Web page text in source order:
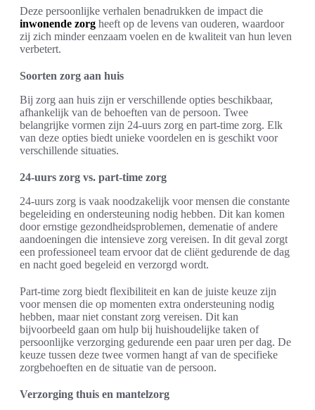
Deze persoonlijke verhalen benadrukken de impact die
inwonende zorg heeft op de levens van ouderen, waardoor
zij zich minder eenzaam voelen en de kwaliteit van hun leven
verbetert.
Soorten zorg aan huis
Bij zorg aan huis zijn er verschillende opties beschikbaar,
afhankelijk van de behoeften van de persoon. Twee
belangrijke vormen zijn 24-uurs zorg en part-time zorg. Elk
van deze opties biedt unieke voordelen en is geschikt voor
verschillende situaties.
24-uurs zorg vs. part-time zorg
24-uurs zorg is vaak noodzakelijk voor mensen die constante
begeleiding en ondersteuning nodig hebben. Dit kan komen
door ernstige gezondheidsproblemen, demenatie of andere
aandoeningen die intensieve zorg vereisen. In dit geval zorgt
een professioneel team ervoor dat de cliënt gedurende de dag
en nacht goed begeleid en verzorgd wordt.
Part-time zorg biedt flexibiliteit en kan de juiste keuze zijn
voor mensen die op momenten extra ondersteuning nodig
hebben, maar niet constant zorg vereisen. Dit kan
bijvoorbeeld gaan om hulp bij huishoudelijke taken of
persoonlijke verzorging gedurende een paar uren per dag. De
keuze tussen deze twee vormen hangt af van de specifieke
zorgbehoeften en de situatie van de persoon.
Verzorging thuis en mantelzorg